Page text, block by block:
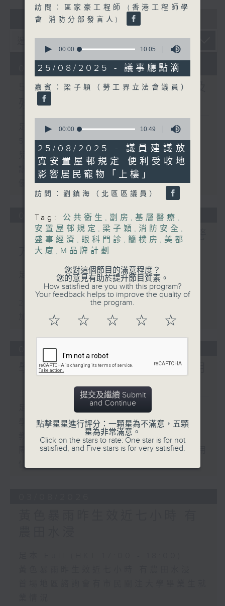
07 - 08 2026
06/08/2026
5歲男童被虐致死 母親誤殺及
殘酷對待兒童罪成判囚22年
足本 Full (HKT 17:00 - 18:00)
5歲男童被虐致死 母親誤殺及殘酷對待
兒童罪成判囚22年
議員關注教科書價格升幅對基層影響 提
優化學校書簿津貼計劃等建議
05/08/2026
「Fun Coffee」投資騙案 警
方接獲225宗報案
足本 Full (HKT 17:00 - 18:00)
「Fun Coffee」投資騙案 警方接獲
加強規管放債人首階段措施8月起生效
04/08/2026
學界探討以聯校協作模式運用
「智啟學教」撥款
足本 Full (HKT 17:00 - 18:00)
學界探討以聯校協作模式運用「智啟學
教」撥款
團體關注觸覺引路帶和警示帶物料與應用
情況
訪問︰區家豪工程師 (香港工程師學
會 消防分部發言人)
seconds
10
minutes,
5
seconds
00:00 10:05
25/08/2025 - 議事廳點滴
嘉賓：梁子穎（勞工界立法會議員）
seconds
10
minutes,
49
seconds
00:00 10:49
25/08/2025 - 議員建議放
寬安置屋邨規定 便利受收地
影響居民寵物「上樓」
訪問：劉鎮海（北區區議員）
Tag: 公共衞生 , 劏房 , 基層醫療 ,
安置屋邨規定 , 梁子穎 , 消防安全 ,
盛事經濟 , 眼科門診 , 簡樸房 , 美都
大廈 , M品牌計劃
您對這個節目的滿意程度？
您的意見有助於提升節目質素。
How satisfied are you with this program?
Your feedback helps to improve the quality of
the program.
☆ ☆ ☆ ☆ ☆
提交及繼續 Submit
and Continue
點擊星星進行評分：一顆星為不滿意，五顆
星為非常滿意。
Click on the stars to rate: One star is for not
satisfied, and Five stars is for very satisfied.